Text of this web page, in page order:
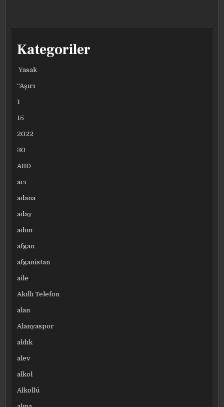
Kategoriler
Yasak
“Aşırı
1
15
2022
30
ABD
acı
adana
aday
adım
afgan
afganistan
aile
Akıllı Telefon
alan
Alanyaspor
aldık
alev
alkol
Alkollü